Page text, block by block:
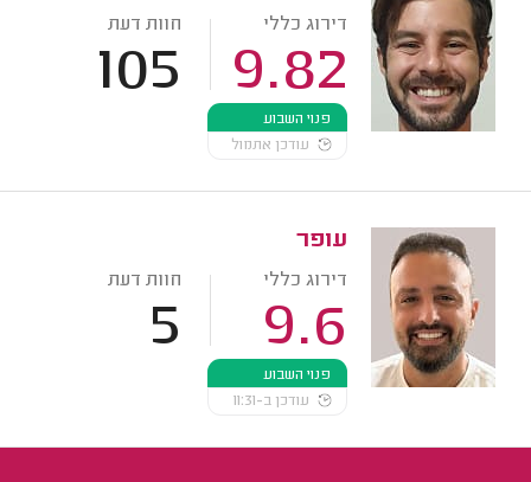
דירוג כללי
9.82
חוות דעת
105
פנוי השבוע
עודכן אתמול
עופר
דירוג כללי
9.6
חוות דעת
5
פנוי השבוע
עודכן ב-11:31